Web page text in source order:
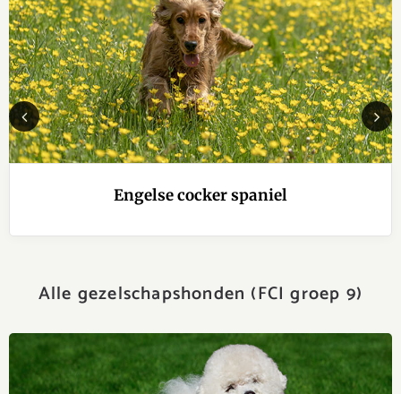
Previous
Engelse cocker spaniel
Next
Alle gezelschapshonden (FCI groep 9)